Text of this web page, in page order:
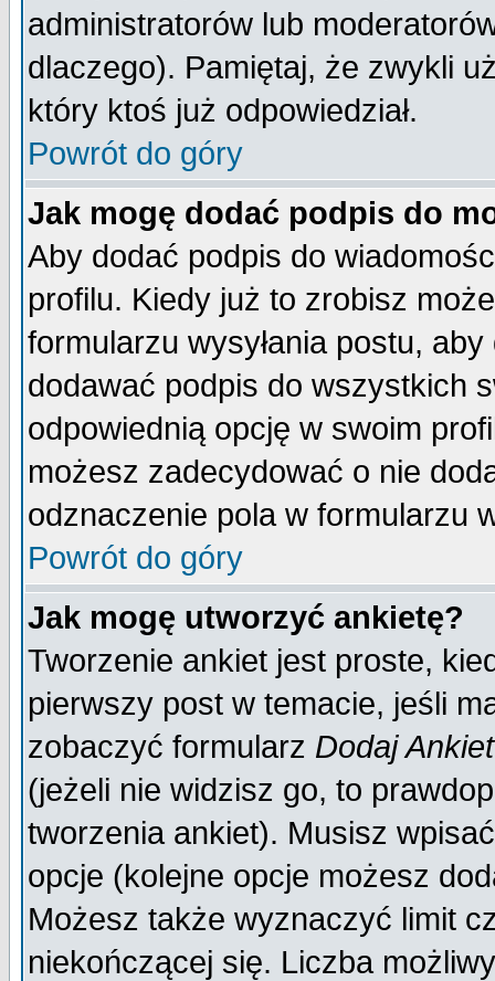
administratorów lub
dlaczego). Pamiętaj, że zwykli
który ktoś już odpowiedział.
Powrót do góry
Jak mogę dodać podpis do
Aby dodać podpis do
profilu. Kiedy już to zrobisz
formularzu wysyłania postu,
dodawać podpis do wszystkich
odpowiednią opcję w swoim
możesz zadecydować o nie
odznaczenie pola w formularzu
Powrót do góry
Jak mogę utworzyć ankietę?
Tworzenie ankiet jest proste,
pierwszy post w temacie, jeśli
zobaczyć formularz Dodaj
(jeżeli nie widzisz go, to
tworzenia ankiet). Musisz
opcje (kolejne opcje możesz
Możesz także wyznaczyć limit
niekończącej się. Liczba